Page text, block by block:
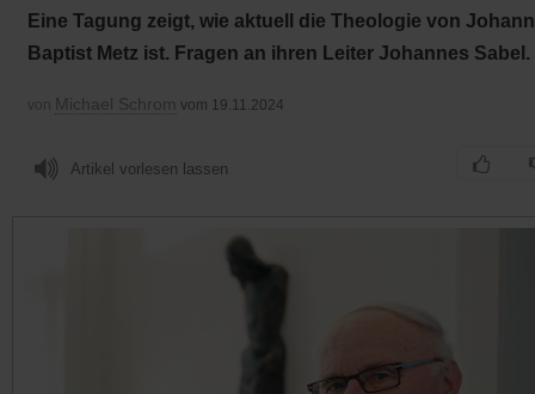
neuen
Tab)
neuen
Tab)
in
einem
neuen
Krieg und Frieden(Öffnet
in
Tab)
Gott neu denken Krieg in der Ukraine
in
Flucht und Migration
Video-Podcast »Veranstaltungen«
Podcast »Veranstaltungen«
Schriftgröße ändern:
Eine Tagung zeigt, wie aktuell die Theologie von Johann
Baptist Metz ist. Fragen an ihren Leiter Johannes Sabel.
von Michael Schrom vom 19.11.2024
Artikel vorlesen lassen